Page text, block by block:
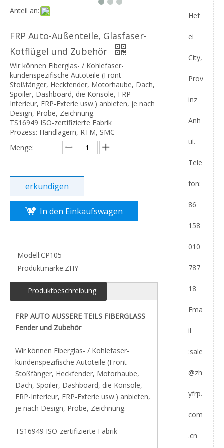
Anteil an:
FRP Auto-Außenteile, Glasfaser-
Kotflügel und Zubehör
Wir können Fiberglas- / Kohlefaser-
kundenspezifische Autoteile (Front-
Stoßfänger, Heckfender, Motorhaube, Dach,
Spoiler, Dashboard, die Konsole, FRP-
Interieur, FRP-Exterie usw.) anbieten, je nach
Design, Probe, Zeichnung.
TS16949 ISO-zertifizierte Fabrik
Prozess: Handlagern, RTM, SMC
Menge:
erkundigen
In den Einkaufswagen
Modell:CP105
Produktmarke:ZHY
Produktbeschreibung
FRP AUTO AUSSERE TEILS FIBERGLASS
Fender und Zubehör
Wir können Fiberglas- / Kohlefaser-
kundenspezifische Autoteile (Front-
Stoßfänger, Heckfender, Motorhaube,
Dach, Spoiler, Dashboard, die Konsole,
FRP-Interieur, FRP-Exterie usw.) anbieten,
je nach Design, Probe, Zeichnung.
TS16949 ISO-zertifizierte Fabrik
Hef
ei
City,
Prov
inz
Anh
ui.
Tele
fon:
86
158
010
787
18
Ema
il
:sale
@zh
yfrp.
com
.cn